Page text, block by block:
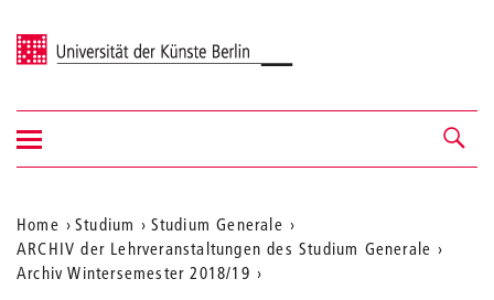
Universität der Künste Berlin
Navigation &
Suche
Navigation
ein-/ausblenden
Aktuelle
Position
Home Studium
Studium Generale
ARCHIV der Lehrveranstaltungen des Studium Generale
Archiv Wintersemester 2018/19